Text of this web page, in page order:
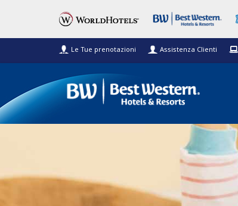
Le Tue prenotazioni Assistenza Clienti